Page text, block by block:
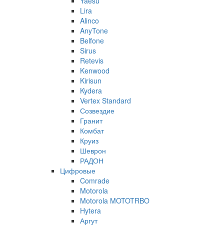
Lira
Alinco
AnyTone
Belfone
Sirus
Retevis
Kenwood
Kirisun
Kydera
Vertex Standard
Созвездие
Гранит
Комбат
Круиз
Шеврон
РАДОН
Цифровые
Comrade
Motorola
Motorola MOTOTRBO
Hytera
Аргут